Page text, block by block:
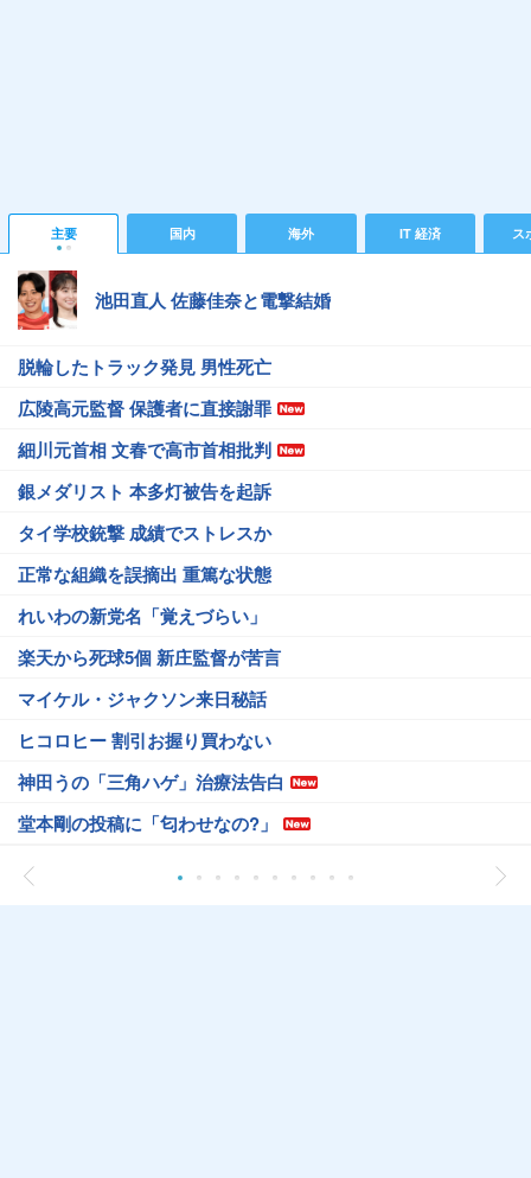
主要 国内 海外 IT 経済 ス
池田直人 佐藤佳奈と電撃結婚
脱輪したトラック発見 男性死亡
広陵高元監督 保護者に直接謝罪
細川元首相 文春で高市首相批判
銀メダリスト 本多灯被告を起訴
タイ学校銃撃 成績でストレスか
正常な組織を誤摘出 重篤な状態
れいわの新党名「覚えづらい」
楽天から死球5個 新庄監督が苦言
マイケル・ジャクソン来日秘話
ヒコロヒー 割引お握り買わない
神田うの「三角ハゲ」治療法告白
堂本剛の投稿に「匂わせなの?」